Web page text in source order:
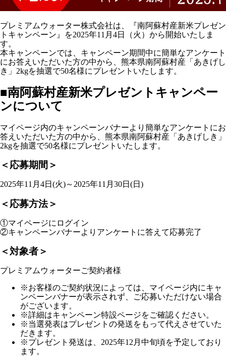
プレミアムウォーター株式会社は、『南阿蘇村産新米プレゼン
トキャンペーン』を2025年11月4日（火）から開始いたしま
す。
本キャンペーンでは、キャンペーン期間中に簡単なアンケート
にお答えいただいた方の中から、熊本県南阿蘇村産「あきげし
き」2kgを抽選で50名様にプレゼントいたします。
■南阿蘇村産新米プレゼントキャンペー
ンについて
マイページ内のキャンペーンバナーより簡単なアンケートにお
答えいただいた方の中から、熊本県南阿蘇村産「あきげしき」
2kgを抽選で50名様にプレゼントいたします。
＜応募期間＞
2025年11月4日(火)～2025年11月30日(日)
＜応募方法＞
①マイページにログイン
②キャンペーンバナーよりアンケートに答えて応募完了
＜対象者＞
プレミアムウォーターご契約者様
※お客様のご契約状況によっては、マイページ内にキャ
ンペーンバナーが表示されず、ご応募いただけない場合
がございます。
※詳細はキャンペーン特設ページをご確認ください。
※当選発表はプレゼントの発送をもって代えさせていた
だきます。
※プレゼント発送は、2025年12月中旬頃を予定しており
ます。